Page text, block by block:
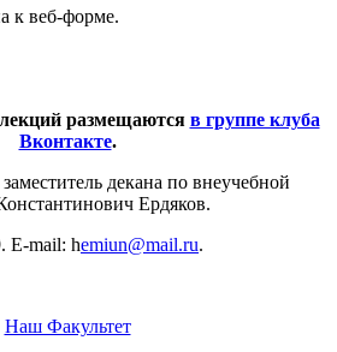
к веб-форме.
размещаются в группе клуба
Вконтакте.
декана по внеучебной
Ердяков.
E-mail: hemiun@mail.ru.
Наш Факультет